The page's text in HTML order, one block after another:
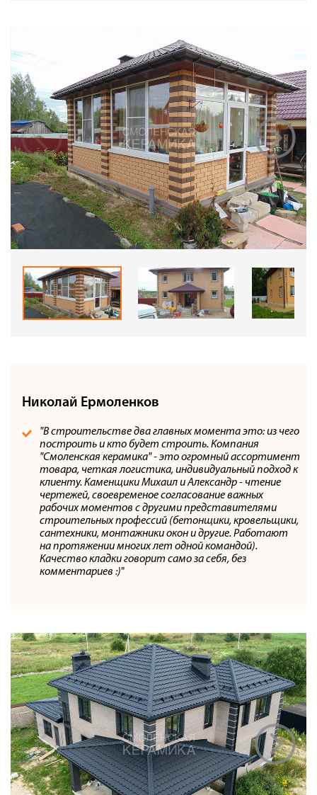
Николай Ермоленков
"В строительстве два главных момента это: из чего
построить и кто будет строить. Компания
"Смоленская керамика" - это огромный ассортимент
товара, четкая логистика, индивидуальный подход к
клиенту. Каменщики Михаил и Александр - чтение
чертежей, своевременое согласование важных
рабочих моментов с другими представителями
строительных профессий (бетонщики, кровельщики,
сантехники, монтажники окон и другие. Работают
на протяжении многих лет одной командой).
Качество кладки говорит само за себя, без
комментариев :)"